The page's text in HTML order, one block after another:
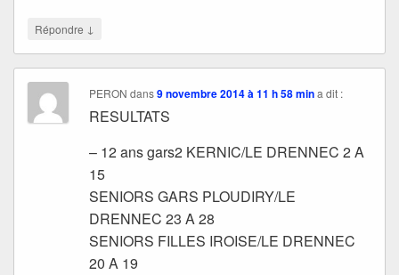
Répondre ↓
PERON dans9 novembre 2014 à 11 h 58 min a dit :
RESULTATS
– 12 ans gars2 KERNIC/LE DRENNEC 2 A
15
SENIORS GARS PLOUDIRY/LE
DRENNEC 23 A 28
SENIORS FILLES IROISE/LE DRENNEC
20 A 19